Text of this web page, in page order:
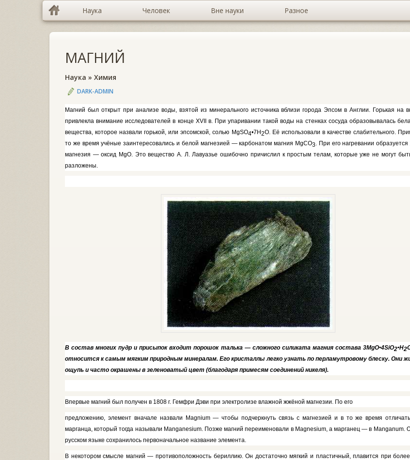
Наука Человек Вне науки Разное
МАГНИЙ
Наука » Химия
DARK-ADMIN
Магний был открыт при анализе во­ды, взятой из минерального источни­ка вблизи города Эпсом в Англии. Горькая на
привлекла внима­ние исследователей в конце XVII в. При упаривании такой воды на стен­ках сосуда образовывалась
вещества, которое назвали горькой, или эпсомской, солью MgSO4•7Н2О. Её использовали в качестве слабитель­ного.
то же время учёные заинтересовались и белой магнези­ей — карбонатом магния MgCO3 При его нагревании
магнезия — оксид MgO. Это вещество А. Л. Лавуазье ошибочно причислил к простым телам, которые уже не могут
разложены.
В состав многих пудр и присыпок входит порошок талька — сложного силиката магния состава 3MgO•4SiO2•Н2
относится к самым мягким природным минералам. Его кристаллы легко узнать по перламутровому блеску. Они
ощупь и часто окрашены в зеленоватый цвет (благодаря примесям соединений никеля).
Впервые магний был получен в 1808 г. Гемфри Дэви при электроли­зе влажной жжёной магнезии. По его
предложению, элемент вначале назва­ли Magnium— чтобы подчеркнуть связь с магнезией и в то же время
марганца, который тог­да называли Manganesium. Позже маг­ний переименовали в Magnesium, а марганец — в Manganum.
русском языке сохранилось первона­чальное название элемента.
В некотором смысле магний — противоположность бериллию. Он достаточно мягкий и пластичный, плавится при